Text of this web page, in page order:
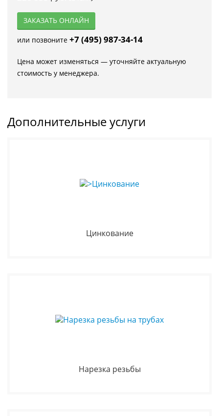
ЗАКАЗАТЬ ОНЛАЙН
или позвоните +7 (495) 987-34-14
Цена может изменяться — уточняйте актуальную
стоимость у менеджера.
Дополнительные услуги
Цинкование
Нарезка резьбы